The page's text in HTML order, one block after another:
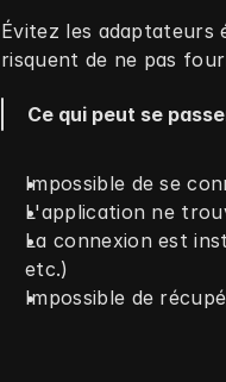
Évitez les adaptateurs
risquent de ne pas
Ce qui peut se
Impossible de se
L'application ne
La connexion est
etc.)
Impossible de